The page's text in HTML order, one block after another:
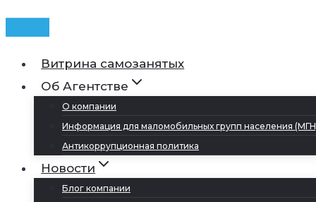
Витрина самозанятых
Об Агентстве
О компании
Информация для маломобильных групп населения
Антикоррупционная политика
Новости
Блог компании